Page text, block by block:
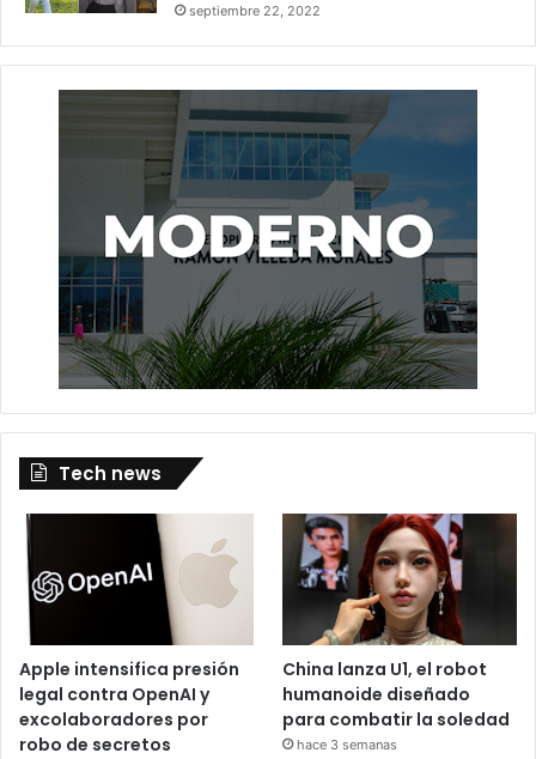
septiembre 22, 2022
Tech news
Apple intensifica presión
legal contra OpenAI y
excolaboradores por
robo de secretos
China lanza U1, el robot
humanoide diseñado
para combatir la soledad
hace 3 semanas